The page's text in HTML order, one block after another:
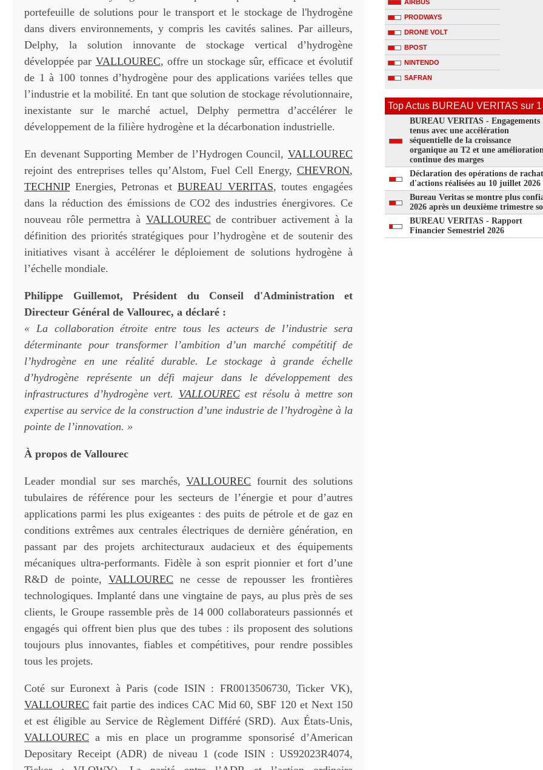
portefeuille de solutions pour le transport et le stockage de l'hydrogène
dans divers environnements, y compris les cavités salines. Par ailleurs,
Delphy, la solution innovante de stockage vertical d’hydrogène
développée par VALLOUREC, offre un stockage sûr, efficace et évolutif
de 1 à 100 tonnes d’hydrogène pour des applications variées telles que
l’industrie et la mobilité. En tant que solution de stockage révolutionnaire,
inexistante sur le marché actuel, Delphy permettra d’accélérer le
développement de la filière hydrogène et la décarbonation industrielle.
En devenant Supporting Member de l’Hydrogen Council, VALLOUREC
rejoint des entreprises telles qu’Alstom, Fuel Cell Energy, CHEVRON,
TECHNIPEnergies, Petronas et BUREAU VERITAS, toutes engagées
dans la réduction des émissions de CO2 des industries énergivores. Ce
nouveau rôle permettra à VALLOUREC de contribuer activement à la
définition des priorités stratégiques pour l’hydrogène et de soutenir des
initiatives visant à accélérer le déploiement de solutions hydrogène à
l’échelle mondiale.
Philippe Guillemot, Président du Conseil d'Administration
et
Directeur Général de Vallourec, a déclaré :
« La collaboration étroite entre tous les acteurs de l’industrie sera
déterminante pour transformer l’ambition d’un marché compétitif de
l’hydrogène en une réalité durable. Le stockage à grande échelle
d’hydrogène représente un défi majeur dans le développement des
infrastructures d’hydrogène vert. VALLOURECest résolu à mettre son
expertise au service de la construction d’une industrie de l’hydrogène à la
pointe de l’innovation. »
À propos de Vallourec
Leader mondial sur ses marchés,VALLOUREC fournit des solutions
tubulaires de référence pour les secteurs de l’énergie et pour d’autres
applications parmi les plus exigeantes : des puits de pétrole et de gaz en
conditions extrêmes aux centrales électriques de dernière génération, en
passant par des projets architecturaux audacieux et des équipements
mécaniques ultra-performants. Fidèle à son esprit pionnier et fort d’une
R&D de pointe, VALLOUREC ne cesse de repousser les frontières
technologiques. Implanté dans une vingtaine de pays, au plus près de ses
clients, le Groupe rassemble près de 14 000 collaborateurs passionnés et
engagés qui offrent bien plus que des tubes : ils proposent des solutions
toujours plus innovantes, fiables et compétitives, pour rendre possibles
tous les projets.
Coté sur Euronext à Paris (code ISIN : FR0013506730, Ticker VK),
VALLOUREC fait partie des indices CAC Mid 60, SBF 120 et Next 150
et est éligible au Service de Règlement Différé (SRD). Aux États-Unis,
VALLOUREC a mis en place un programme sponsorisé d’American
Depositary Receipt (ADR) de niveau 1 (code ISIN : US92023R4074,
AIRBUS
PRODWAYS
DRONE VOLT
BPOST
NINTENDO
SAFRAN
Top Actus BUREAU VERITAS sur
BUREAU VERITAS - Engagements
tenus avec une accélération
séquentielle de la croissance
organique au T2 et une
continue des marges
Déclaration des opérations de rachat
d'actions réalisées au 10 juillet 2026
Bureau Veritas se montre plus
2026 après un deuxième trimestre
BUREAU VERITAS - Rapport
Financier Semestriel 2026